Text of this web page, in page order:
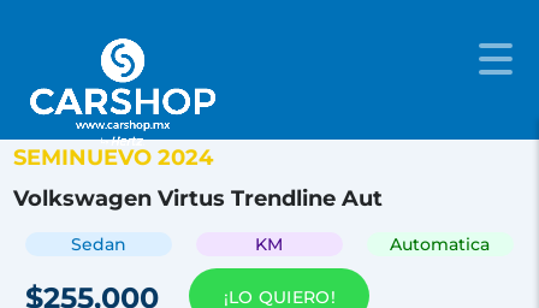
SEMINUEVO 2024
Volkswagen Virtus Trendline Aut
Sedan KM Automatica
$255,000 ¡LO QUIERO!